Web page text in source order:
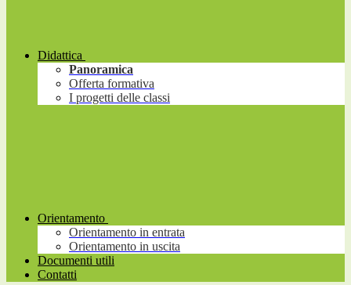
Didattica
Panoramica
Offerta formativa
I progetti delle classi
Orientamento
Orientamento in entrata
Orientamento in uscita
Documenti utili
Contatti